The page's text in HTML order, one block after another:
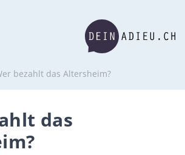
bezahlt das Altersheim?
das